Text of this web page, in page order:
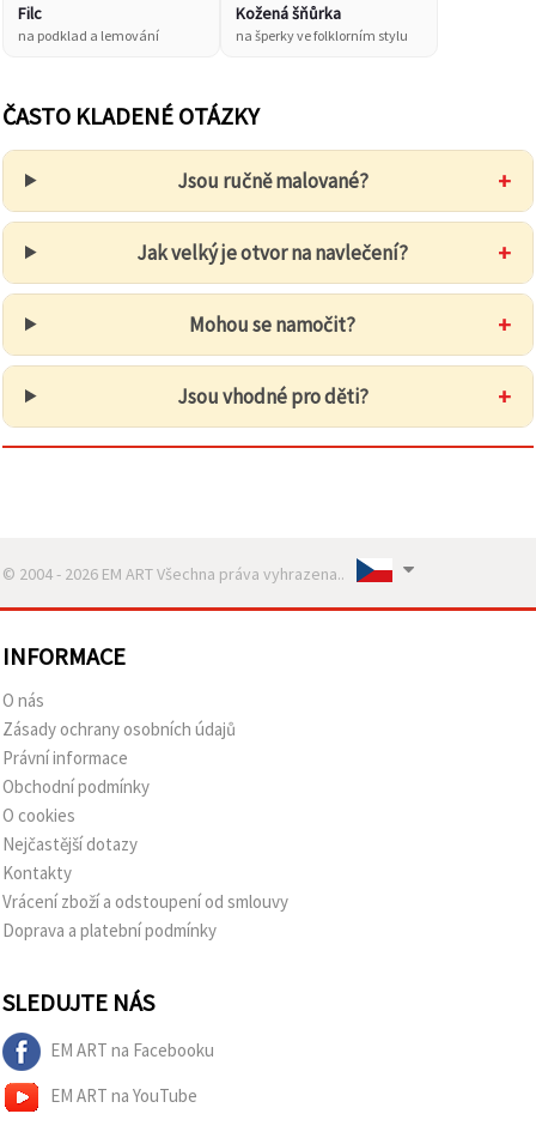
Filc
na podklad a lemování
Kožená šňůrka
na šperky ve folklorním stylu
ČASTO KLADENÉ OTÁZKY
Jsou ručně malované? +
Jak velký je otvor na navlečení? +
Mohou se namočit? +
Jsou vhodné pro děti? +
© 2004 - 2026 EM ART Všechna práva vyhrazena..
INFORMACE
O nás
Zásady ochrany osobních údajů
Právní informace
Obchodní podmínky
O cookies
Nejčastější dotazy
Kontakty
Vrácení zboží a odstoupení od smlouvy
Doprava a platební podmínky
SLEDUJTE NÁS
EM ART na Facebooku
EM ART na YouTube